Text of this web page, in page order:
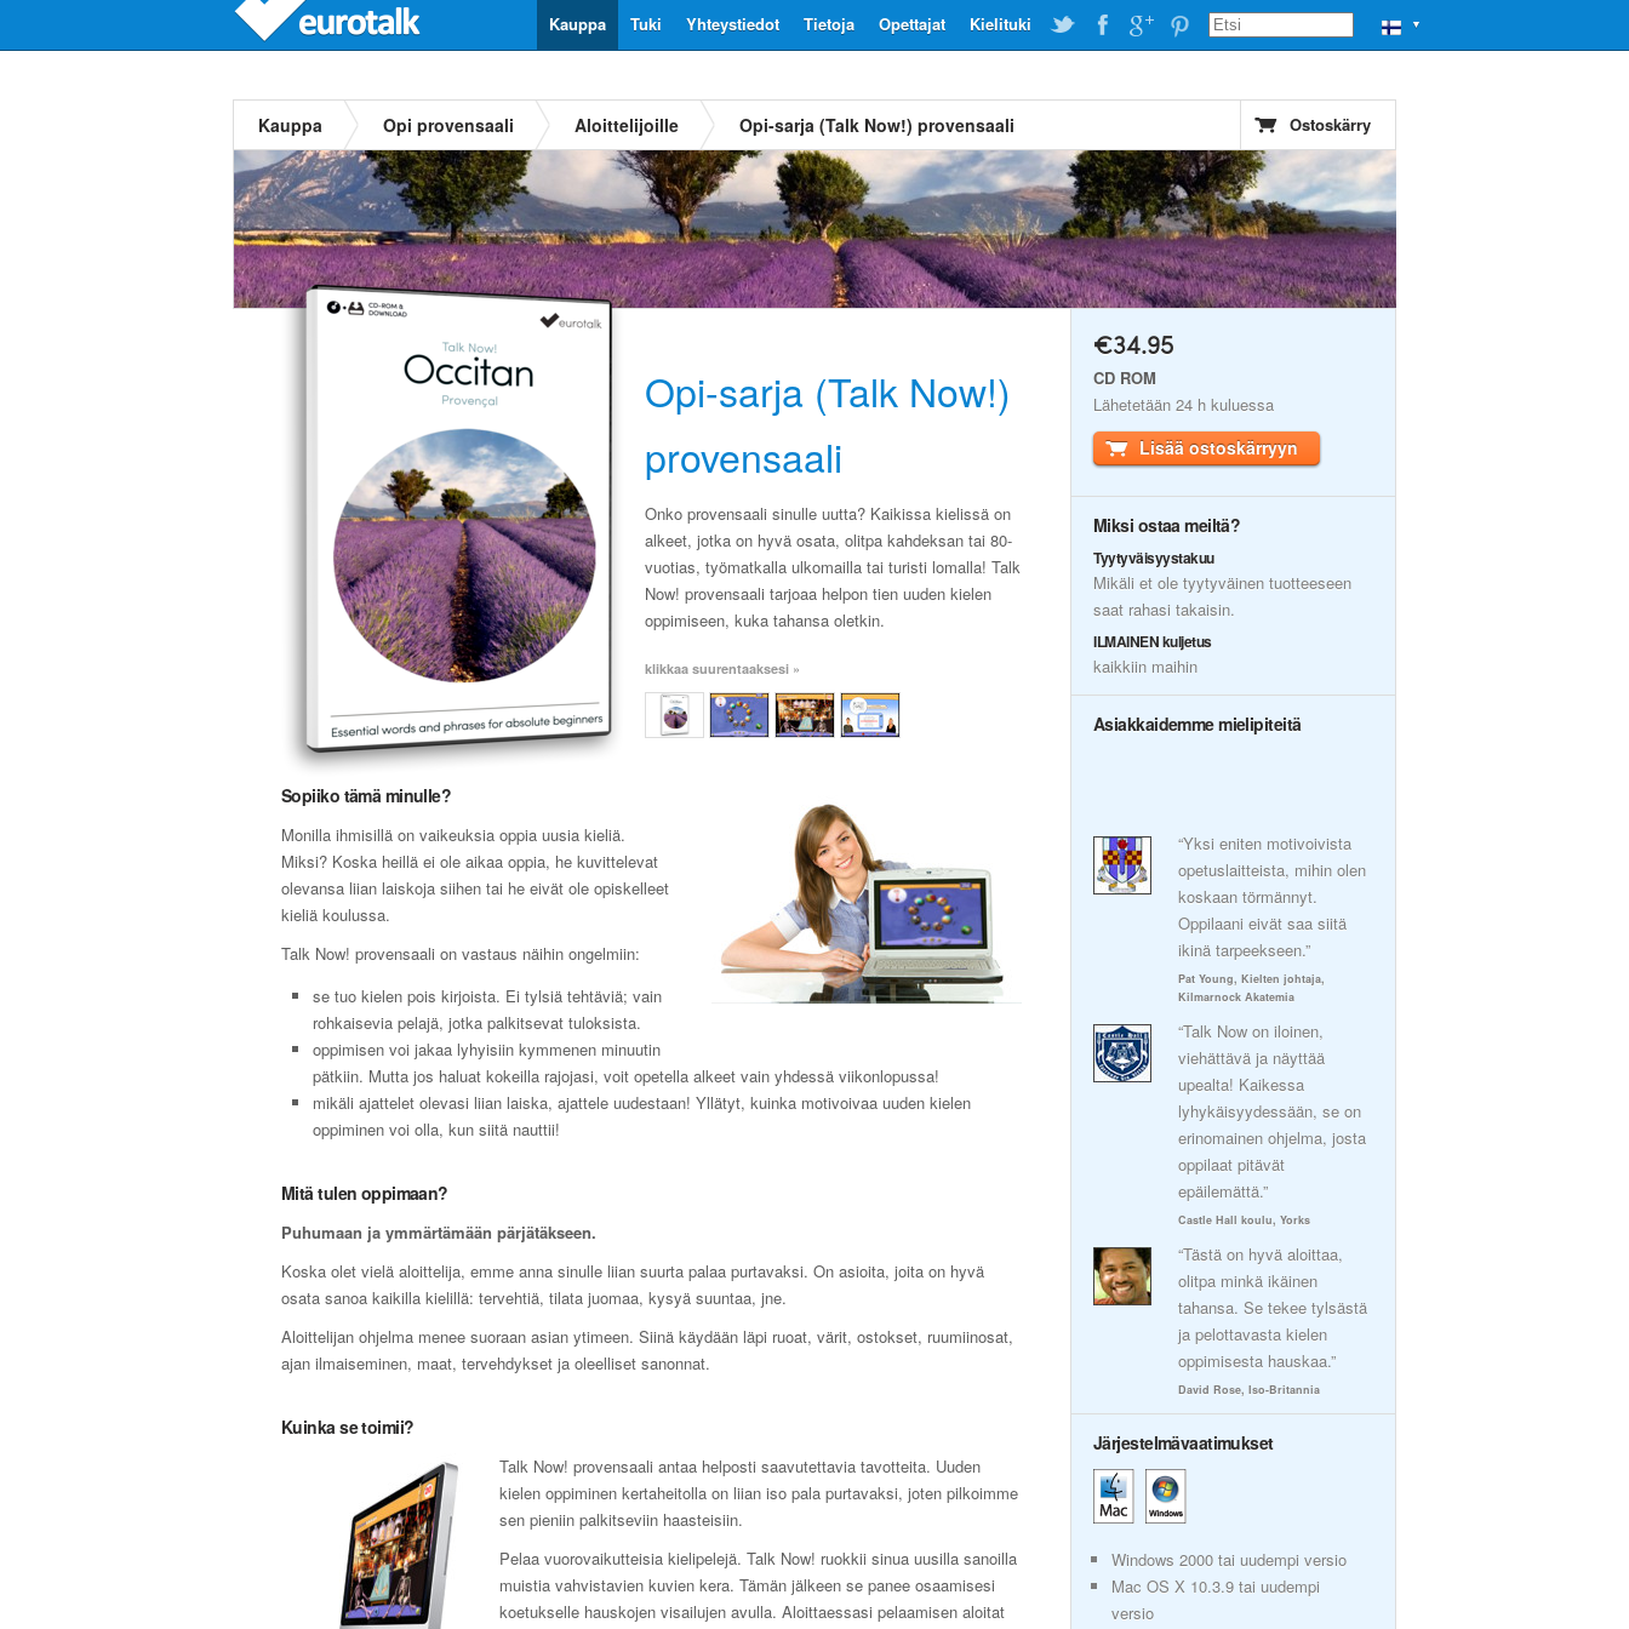
▼
Kielituki
Opettajat
Tietoja
Yhteystiedot
Tuki
Kauppa
Kauppa Opi provensaali Aloittelijoille Opi-sarja (Talk Now!) provensaali Ostoskärry
Opi-sarja (Talk Now!)
provensaali
Onko provensaali sinulle uutta? Kaikissa kielissä on
alkeet, jotka on hyvä osata, olitpa kahdeksan tai 80-
vuotias, työmatkalla ulkomailla tai turisti lomalla! Talk
Now! provensaali tarjoaa helpon tien uuden kielen
oppimiseen, kuka tahansa oletkin.
klikkaa suurentaaksesi »
Sopiiko tämä minulle?
Monilla ihmisillä on vaikeuksia oppia uusia kieliä.
Miksi? Koska heillä ei ole aikaa oppia, he kuvittelevat
olevansa liian laiskoja siihen tai he eivät ole opiskelleet
kieliä koulussa.
Talk Now! provensaali on vastaus näihin ongelmiin:
se tuo kielen pois kirjoista. Ei tylsiä tehtäviä; vain
rohkaisevia pelajä, jotka palkitsevat tuloksista.
oppimisen voi jakaa lyhyisiin kymmenen minuutin
pätkiin. Mutta jos haluat kokeilla rajojasi, voit opetella alkeet vain yhdessä viikonlopussa!
mikäli ajattelet olevasi liian laiska, ajattele uudestaan! Yllätyt, kuinka motivoivaa uuden kielen
oppiminen voi olla, kun siitä nauttii!
Mitä tulen oppimaan?
Puhumaan ja ymmärtämään pärjätäkseen.
Koska olet vielä aloittelija, emme anna sinulle liian suurta palaa purtavaksi. On asioita, joita on hyvä
osata sanoa kaikilla kielillä: tervehtiä, tilata juomaa, kysyä suuntaa, jne.
Aloittelijan ohjelma menee suoraan asian ytimeen. Siinä käydään läpi ruoat, värit, ostokset, ruumiinosat,
ajan ilmaiseminen, maat, tervehdykset ja oleelliset sanonnat.
Kuinka se toimii?
Talk Now! provensaali antaa helposti saavutettavia tavotteita. Uuden
kielen oppiminen kertaheitolla on liian iso pala purtavaksi, joten pilkoimme
sen pieniin palkitseviin haasteisiin.
Pelaa vuorovaikutteisia kielipelejä. Talk Now! ruokkii sinua uusilla sanoilla
muistia vahvistavien kuvien kera. Tämän jälkeen se panee osaamisesi
koetukselle hauskojen visailujen avulla. Aloittaessasi pelaamisen aloitat
€34.95
CD ROM
Lähetetään 24 h kuluessa
Lisää ostoskärryyn
Miksi ostaa meiltä?
Tyytyväisyystakuu
Mikäli et ole tyytyväinen tuotteeseen
saat rahasi takaisin.
ILMAINEN kuljetus
kaikkiin maihin
Asiakkaidemme mielipiteitä
“Yksi eniten motivoivista
opetuslaitteista, mihin olen
koskaan törmännyt.
Oppilaani eivät saa siitä
ikinä tarpeekseen.”
Pat Young, Kielten johtaja,
Kilmarnock Akatemia
“Talk Now on iloinen,
viehättävä ja näyttää
upealta! Kaikessa
lyhykäisyydessään, se on
erinomainen ohjelma, josta
oppilaat pitävät
epäilemättä.”
Castle Hall koulu, Yorks
“Tästä on hyvä aloittaa,
olitpa minkä ikäinen
tahansa. Se tekee tylsästä
ja pelottavasta kielen
oppimisesta hauskaa.”
David Rose, Iso-Britannia
Järjestelmävaatimukset
Windows 2000 tai uudempi versio
Mac OS X 10.3.9 tai uudempi
versio